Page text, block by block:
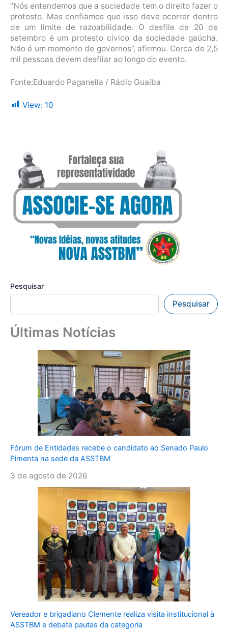
“Nós entendemos que a sociedade tem o direito fazer o
protesto. Mas confiamos que isso deve ocorrer dentro
de um limite de razoabilidade. O desfile de 20 de
setembro é um protesto cívico da sociedade gaúcha.
Não é um momento de governos”, afirmou. Cerca de 2,5
mil pessoas devem desfilar ao longo do evento.
Fonte:Eduardo Paganella / Rádio Guaíba
View: 10
Pesquisar
Pesquisar
Últimas Notícias
Fórum de Entidades recebe o candidato ao Senado Paulo
Pimenta na sede da ASSTBM
3 de agosto de 2026
Vereador e brigadiano Clemente realiza visita institucional à
ASSTBM e debate pautas da categoria